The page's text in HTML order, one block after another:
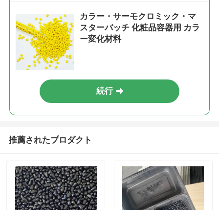
カラー・サーモクロミック・マ
スターバッチ 化粧品容器用 カラ
ー変化材料
続行
推薦されたプロダクト